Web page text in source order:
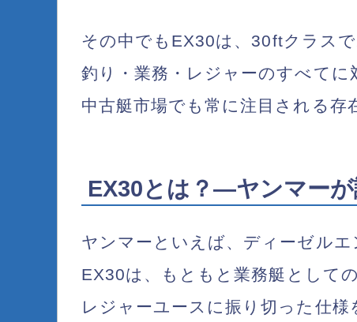
その中でも EX30は、30ftクラス
釣り・業務・レジャーのすべてに
中古艇市場でも常に注目される存
EX30とは？―ヤンマー
ヤンマーといえば、ディーゼルエ
EX30は、もともと業務艇として
レジャーユースに振り切った仕様